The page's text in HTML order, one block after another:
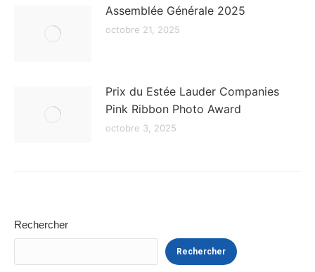
Assemblée Générale 2025
octobre 21, 2025
Prix du Estée Lauder Companies
Pink Ribbon Photo Award
octobre 3, 2025
Rechercher
Rechercher